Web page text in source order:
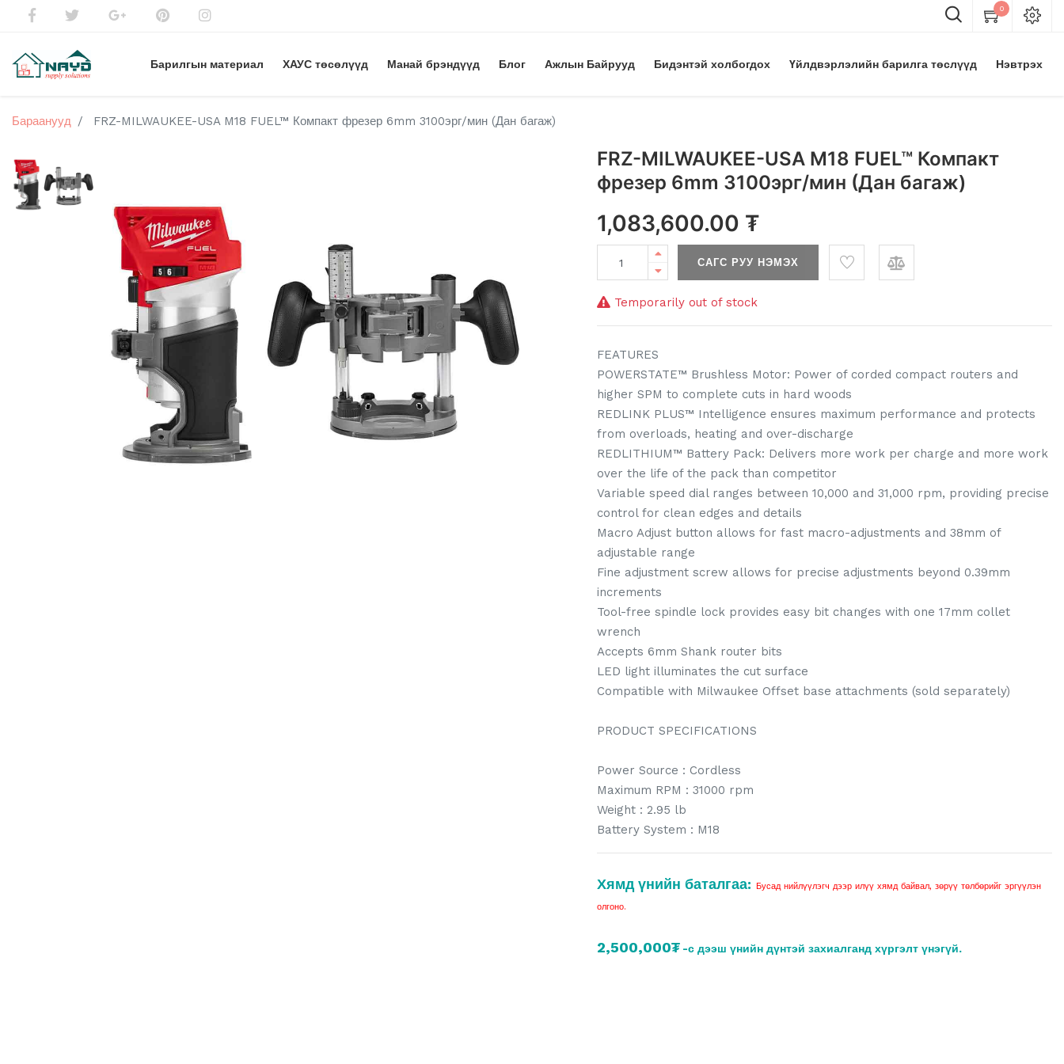
0
Барилгын материал ХАУС төсөлүүд Манай брэндүүд Блог Ажлын Байрууд Бидэнтэй холбогдох Үйлдвэрлэлийн барилга төслүүд Нэвтрэх
Бараанууд FRZ-MILWAUKEE-USA M18 FUEL™ Компакт фрезер 6mm 3100эрг/мин (Дан багаж)
FRZ-MILWAUKEE-USA M18 FUEL™ Компакт
фрезер 6mm 3100эрг/мин (Дан багаж)
1,083,600.00 ₮
САГС РУУ НЭМЭХ
Temporarily out of stock
FEATURES
POWERSTATE™ Brushless Motor: Power of corded compact routers and
higher SPM to complete cuts in hard woods
REDLINK PLUS™ Intelligence ensures maximum performance and protects
from overloads, heating and over-discharge
REDLITHIUM™ Battery Pack: Delivers more work per charge and more work
over the life of the pack than competitor
Variable speed dial ranges between 10,000 and 31,000 rpm, providing precise
control for clean edges and details
Macro Adjust button allows for fast macro-adjustments and 38mm of
adjustable range
Fine adjustment screw allows for precise adjustments beyond 0.39mm
increments
Tool-free spindle lock provides easy bit changes with one 17mm collet
wrench
Accepts 6mm Shank router bits
LED light illuminates the cut surface
Compatible with Milwaukee Offset base attachments (sold separately)
PRODUCT SPECIFICATIONS
Power Source : Cordless
Maximum RPM : 31000 rpm
Weight : 2.95 lb
Battery System : M18
Хямд үнийн баталгаа: Бусад нийлүүлэгч дээр илүү хямд байвал, зөрүү төлбөрийг эргүүлэн
олгоно.
2,500,000₮ -с дээш үнийн дүнтэй захиалганд хүргэлт үнэгүй.